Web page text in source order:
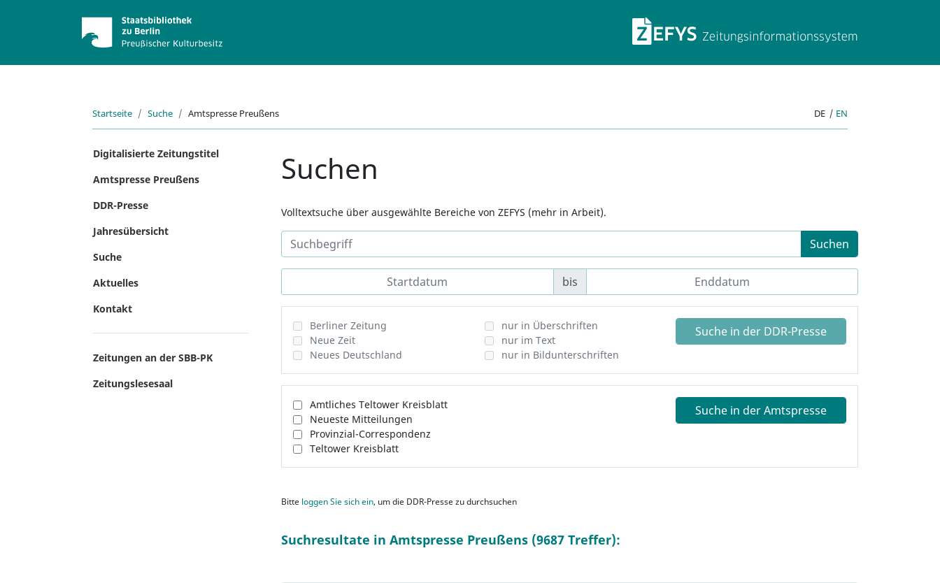
ZEFYS
Startseite Suche Amtspresse Preußens DE | EN
Digitalisierte Zeitungstitel
Amtspresse Preußens
DDR-Presse
Jahresübersicht
Suche
Aktuelles
Kontakt
Zeitungen an der SBB-PK
Zeitungslesesaal
Suchen
Volltextsuche über ausgewählte Bereiche von ZEFYS (mehr in Arbeit).
Suchen
bis
Berliner Zeitung
Neue Zeit
Neues Deutschland
nur in Überschriften
nur im Text
nur in Bildunterschriften
Suche in der DDR-Presse
Amtliches Teltower Kreisblatt
Neueste Mitteilungen
Provinzial-Correspondenz
Teltower Kreisblatt
Suche in der Amtspresse
Bitte loggen Sie sich ein, um die DDR-Presse zu durchsuchen
Suchresultate in Amtspresse Preußens (9687 Treffer):